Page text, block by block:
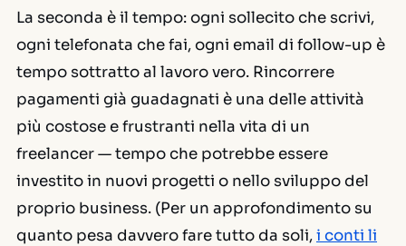
La seconda è il tempo: ogni sollecito che scrivi,
ogni telefonata che fai, ogni email di follow-up è
tempo sottratto al lavoro vero. Rincorrere
pagamenti già guadagnati è una delle attività
più costose e frustranti nella vita di un
freelancer — tempo che potrebbe essere
investito in nuovi progetti o nello sviluppo del
proprio business. (Per un approfondimento su
quanto pesa davvero fare tutto da soli,i conti li